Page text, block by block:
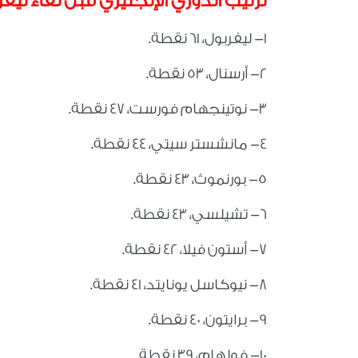
1- ليفربول، 61 نقطة.
2- أرسنال، 53 نقطة.
3- نوتينجهام فورست، 47 نقطة.
4- مانشستر سيتي، 44 نقطة.
5- بورنموث، 43 نقطة.
6- تشيلسي، 43 نقطة.
7- أستون فيلا، 42 نقطة.
8- نيوكاسل يونايتد، 41 نقطة.
9- برايتون، 40 نقطة.